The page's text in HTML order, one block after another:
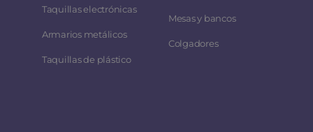
Taquillas electrónicas
Armarios metálicos
Taquillas de plástico
Mesas y bancos
Colgadores